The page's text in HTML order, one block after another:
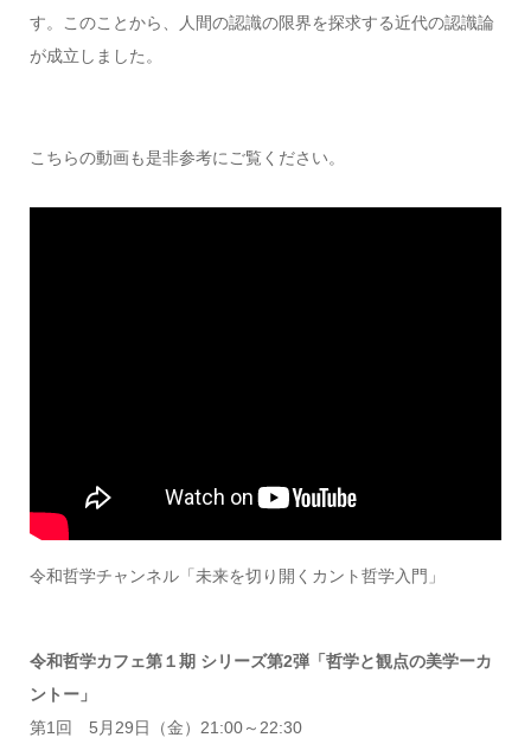
す。このことから、人間の認識の限界を探求する近代の認識論
が成立しました。
こちらの動画も是非参考にご覧ください。
令和哲学チャンネル「未来を切り開くカント哲学入門」
令和哲学カフェ第１期 シリーズ第2弾「哲学と観点の美学ーカ
ントー」
第1回 5月29日（金）21:00～22:30